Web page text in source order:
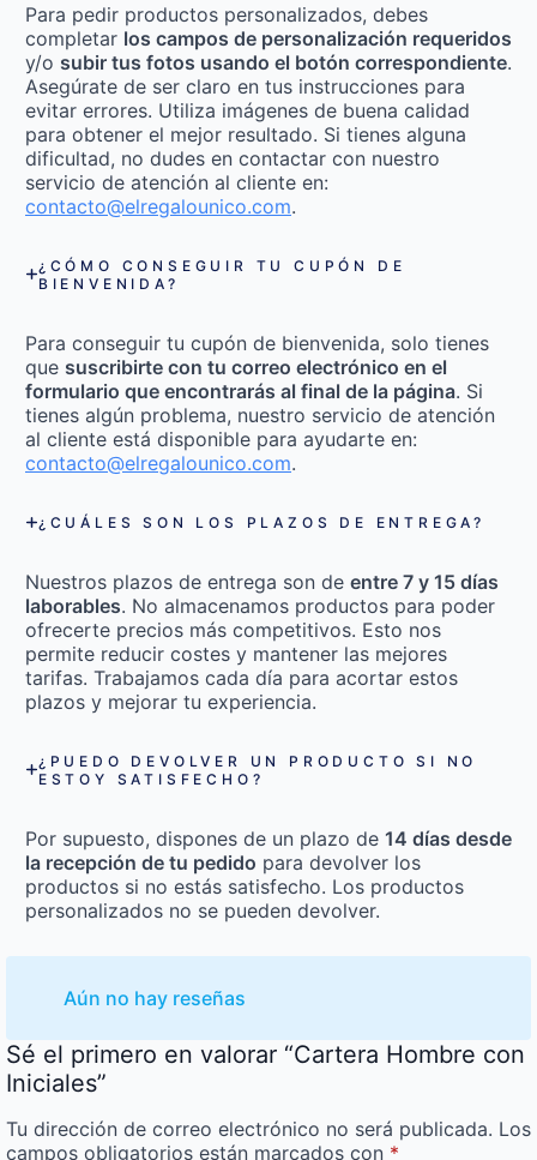
Para pedir productos personalizados, debes
completar los campos de personalización requeridos
y/o subir tus fotos usando el botón correspondiente.
Asegúrate de ser claro en tus instrucciones para
evitar errores. Utiliza imágenes de buena calidad
para obtener el mejor resultado. Si tienes alguna
dificultad, no dudes en contactar con nuestro
servicio de atención al cliente en:
contacto@elregalounico.com.
¿CÓMO CONSEGUIR TU CUPÓN DE
BIENVENIDA?
Para conseguir tu cupón de bienvenida, solo tienes
que suscribirte con tu correo electrónico en el
formulario que encontrarás al final de la página. Si
tienes algún problema, nuestro servicio de atención
al cliente está disponible para ayudarte en:
contacto@elregalounico.com.
¿CUÁLES SON LOS PLAZOS DE ENTREGA?
Nuestros plazos de entrega son de entre 7 y 15 días
laborables. No almacenamos productos para poder
ofrecerte precios más competitivos. Esto nos
permite reducir costes y mantener las mejores
tarifas. Trabajamos cada día para acortar estos
plazos y mejorar tu experiencia.
¿PUEDO DEVOLVER UN PRODUCTO SI NO
ESTOY SATISFECHO?
Por supuesto, dispones de un plazo de 14 días desde
la recepción de tu pedido para devolver los
productos si no estás satisfecho. Los productos
personalizados no se pueden devolver.
Aún no hay reseñas
Sé el primero en valorar “Cartera Hombre con
Iniciales”
Tu dirección de correo electrónico no será publicada. Los
campos obligatorios están marcados con *